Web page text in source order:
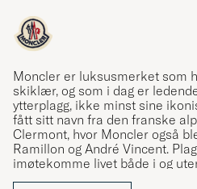
Moncler er luksusmerket som
skiklær, og som i dag er
ytterplagg, ikke minst sine
fått sitt navn fra den franske
Clermont, hvor Moncler også
Ramillon og André Vincent.
imøtekomme livet både i og
bakkene, og appellerer til både